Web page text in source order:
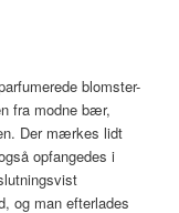
blomster-
fra modne bær,
Der mærkes lidt
opfangedes i
og man efterlades